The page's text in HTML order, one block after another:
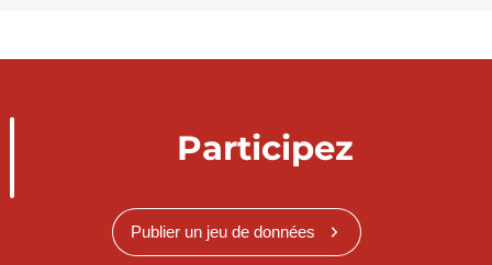
Participez
Publier un jeu de données